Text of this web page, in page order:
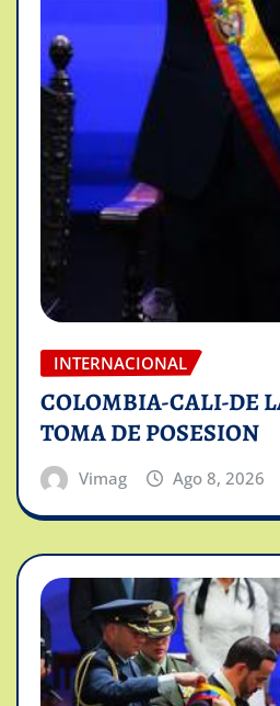
INTERNACIONAL
COLOMBIA-CALI-DE
TOMA DE POSESION
Vimag Ago 8, 2026